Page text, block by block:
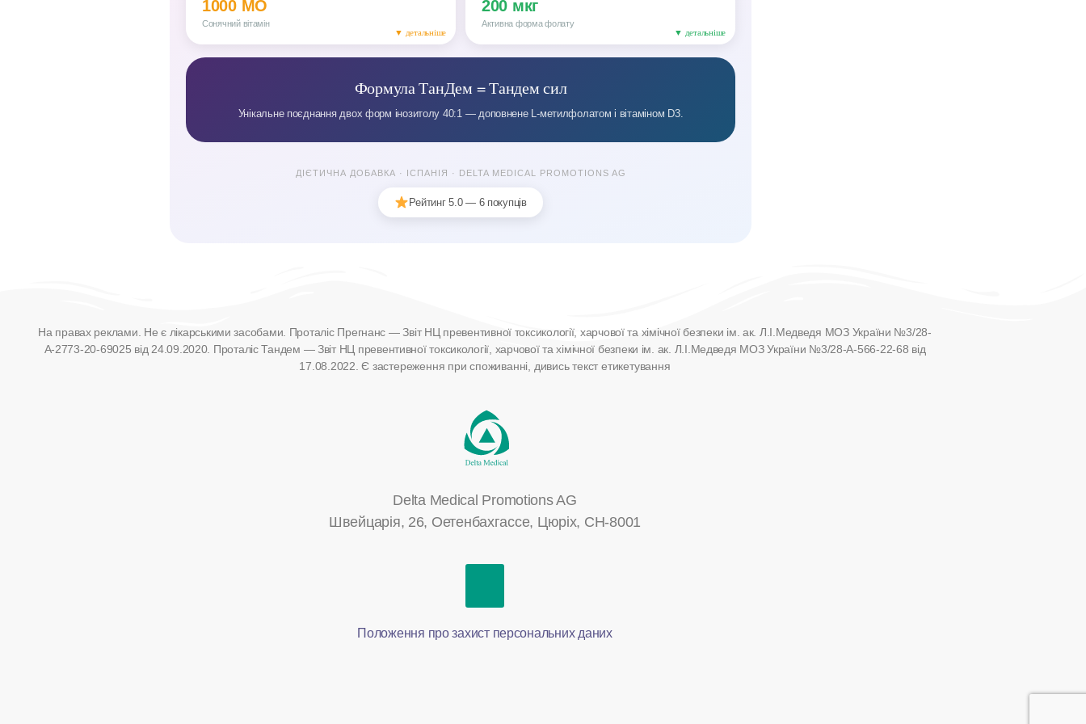
1000 МО
Сонячний вітамін
▼ детальніше
200 мкг
Активна форма фолату
▼ детальніше
Формула ТанДем = Тандем сил
Унікальне поєднання двох форм інозитолу 40:1 — доповнене L-метилфолатом і вітаміном D3.
ДІЄТИЧНА ДОБАВКА · ІСПАНІЯ · DELTA MEDICAL PROMOTIONS AG
Рейтинг 5.0 — 6 покупців
На правах реклами. Не є лікарськими засобами. Проталіс Прегнанс — Звіт НЦ превентивної токсикології, харчової та хімічної безпеки ім. ак. Л.І.Медведя МОЗ України №3/28-
А-2773-20-69025 від 24.09.2020. Проталіс Тандем — Звіт НЦ превентивної токсикології, харчової та хімічної безпеки ім. ак. Л.І.Медведя МОЗ України №3/28-А-566-22-68 від
17.08.2022.Є застереження при споживанні, дивись текст етикетування
Delta Medical Promotions AG
Швейцарія, 26, Оетенбахгассе, Цюріх, CH-8001
Положення про захист персональних даних